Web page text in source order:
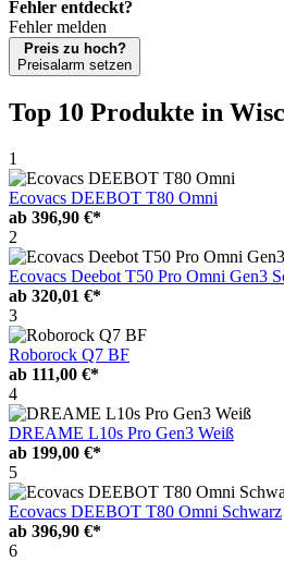
Fehler entdeckt?
Fehler melden
Preis zu hoch?
Preisalarm setzen
Top 10 Produkte in
1
Ecovacs DEEBOT T80 Omni
ab 396,90 €*
2
Ecovacs Deebot T50 Pro Omni Gen3
ab 320,01 €*
3
Roborock Q7 BF
ab 111,00 €*
4
DREAME L10s Pro Gen3 Weiß
ab 199,00 €*
5
Ecovacs DEEBOT T80 Omni Schwarz
ab 396,90 €*
6